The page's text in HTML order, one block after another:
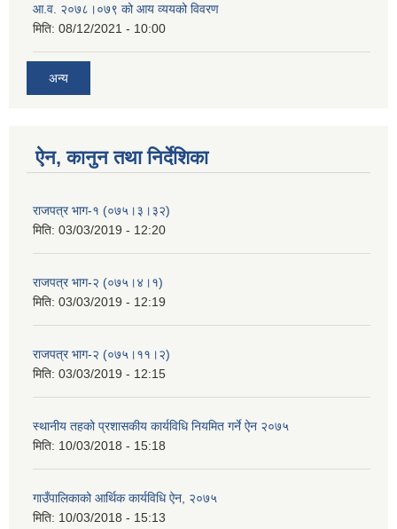
आ.व. २०७८।०७९ को आय व्ययको विवरण
मिति: 08/12/2021 - 10:00
अन्य
ऐन, कानुन तथा निर्देशिका
राजपत्र भाग-१ (०७५।३।३२)
मिति: 03/03/2019 - 12:20
राजपत्र भाग-२ (०७५।४।१)
मिति: 03/03/2019 - 12:19
राजपत्र भाग-२ (०७५।११।२)
मिति: 03/03/2019 - 12:15
स्थानीय तहको प्रशासकीय कार्यविधि नियमित गर्ने ऐन २०७५
मिति: 10/03/2018 - 15:18
गाउँपालिकाको आर्थिक कार्यविधि ऐन, २०७५
मिति: 10/03/2018 - 15:13